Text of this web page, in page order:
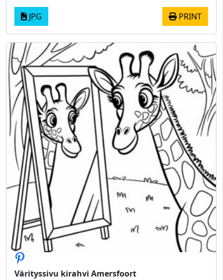
JPG PRINT
Värityssivu kirahvi Amersfoort